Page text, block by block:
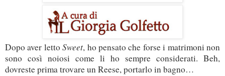
Dopo aver lettoSweet, ho pensato che forse i matrimoni non
sono così noiosi come li ho sempre considerati. Beh,
dovreste prima trovare un Reese, portarlo in bagno…